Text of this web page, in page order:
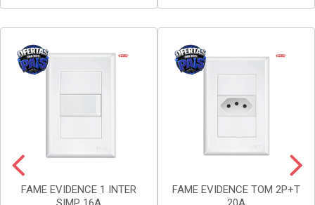
Faça seu login ou
cadastre-se para
ver preços e
Faça seu login ou
cadastre-se para
ver preços e